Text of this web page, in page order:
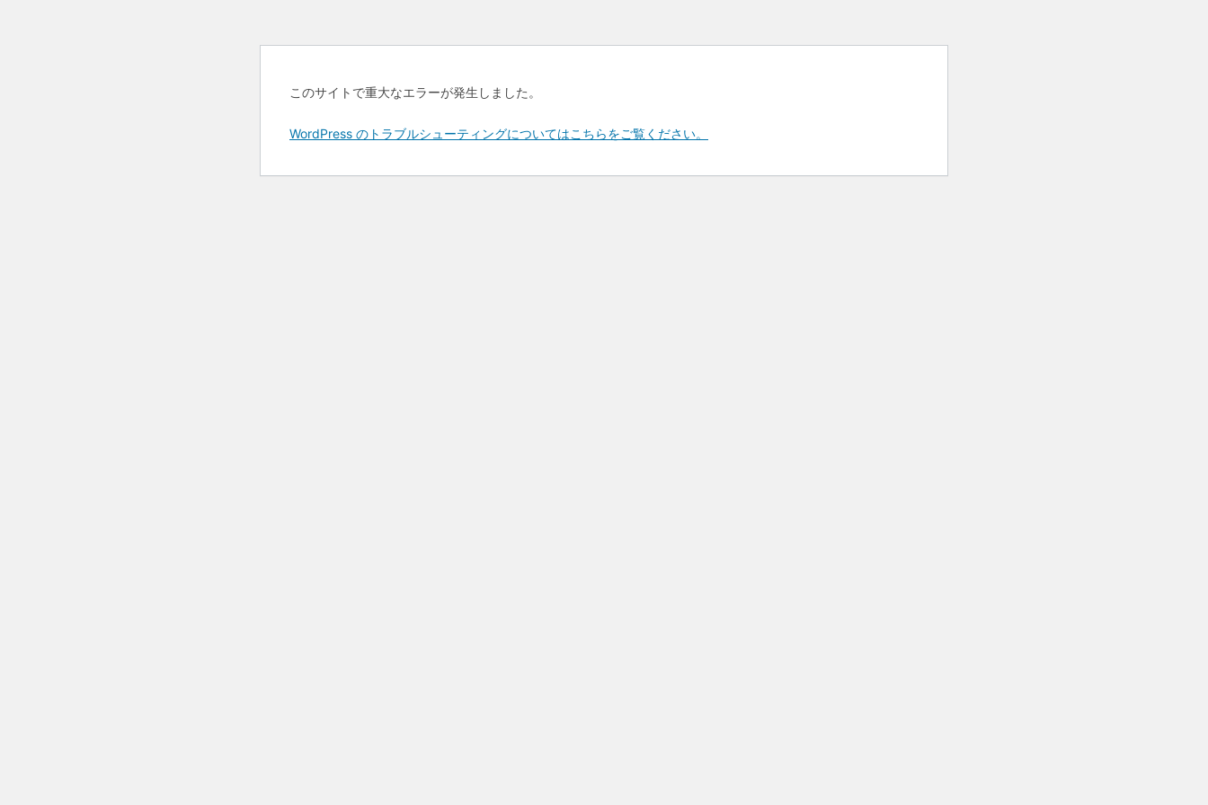
このサイトで重大なエラーが発生しました。
WordPress のトラブルシューティングについてはこちらをご覧ください。